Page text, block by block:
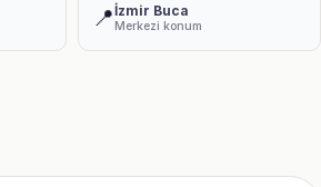
📍İzmir Buca
Merkezi konum